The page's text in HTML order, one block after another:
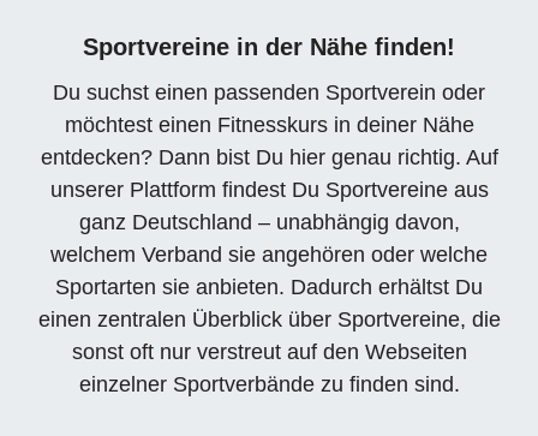
Sportvereine in der Nähe finden!
Du suchst einen passenden Sportverein oder
möchtest einen Fitnesskurs in deiner Nähe
entdecken? Dann bist Du hier genau richtig. Auf
unserer Plattform findest Du Sportvereine aus
ganz Deutschland – unabhängig davon,
welchem Verband sie angehören oder welche
Sportarten sie anbieten. Dadurch erhältst Du
einen zentralen Überblick über Sportvereine, die
sonst oft nur verstreut auf den Webseiten
einzelner Sportverbände zu finden sind.